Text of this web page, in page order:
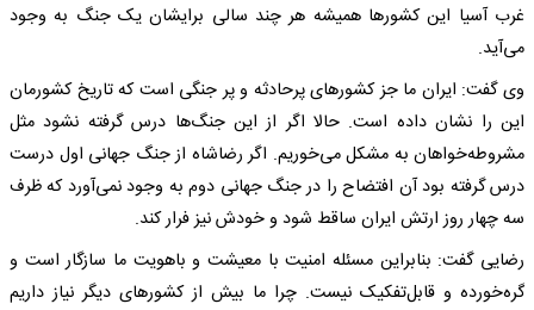
غرب آسیا این کشورها همیشه هر چند سالی برایشان یک جنگ به وجود
می‌آید.
وی گفت: ایران ما جز کشورهای پرحادثه و پر جنگی است که تاریخ کشورمان
این را نشان داده است. حالا اگر از این جنگ‌ها درس گرفته نشود مثل
مشروطه‌خواهان به مشکل می‌خوریم. اگر رضاشاه از جنگ جهانی اول درست
درس گرفته بود آن افتضاح را در جنگ جهانی دوم به وجود نمی‌آورد که ظرف
سه چهار روز ارتش ایران ساقط شود و خودش نیز فرار کند.
رضایی گفت: بنابراین مسئله امنیت با معیشت و باهویت ما سازگار است و
گره‌خورده و قابل‌تفکیک نیست. چرا ما بیش از کشورهای دیگر نیاز داریم